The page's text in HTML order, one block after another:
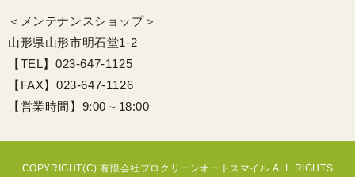
＜メンテナンスショップ＞
山形県山形市明石堂1-2
【TEL】023-647-1125
【FAX】023-647-1126
【営業時間】9:00～18:00
COPYRIGHT(C) 有限会社プロクリーンオートスマイル ALL RIGHTS